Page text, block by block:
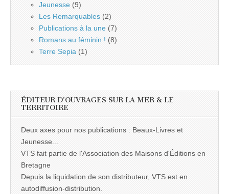
Jeunesse (9)
Les Remarquables (2)
Publications à la une (7)
Romans au féminin ! (8)
Terre Sepia (1)
ÉDITEUR D’OUVRAGES SUR LA MER & LE
TERRITOIRE
Deux axes pour nos publications : Beaux-Livres et
Jeunesse...
VTS fait partie de l'Association des Maisons d'Éditions en
Bretagne
Depuis la liquidation de son distributeur, VTS est en
autodiffusion-distribution.